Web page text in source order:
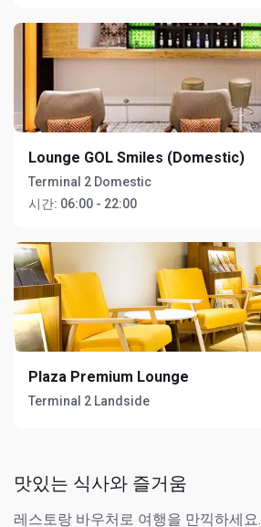
Lounge GOL Smiles (Domestic)
Terminal 2 Domestic
시간: 06:00 - 22:00
Plaza Premium Lounge
Terminal 2 Landside
맛있는 식사와 즐거움
레스토랑 바우처로 여행을 만끽하세요.